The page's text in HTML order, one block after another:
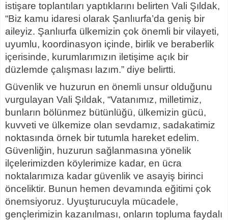
istişare toplantıları yaptıklarını belirten Vali Şıldak,
“Biz kamu idaresi olarak Şanlıurfa’da geniş bir
aileyiz. Şanlıurfa ülkemizin çok önemli bir vilayeti,
uyumlu, koordinasyon içinde, birlik ve beraberlik
içerisinde, kurumlarımızın iletişime açık bir
düzlemde çalışması lazım.” diye belirtti.
Güvenlik ve huzurun en önemli unsur olduğunu
vurgulayan Vali Şıldak, “Vatanımız, milletimiz,
bunların bölünmez bütünlüğü, ülkemizin gücü,
kuvveti ve ülkemize olan sevdamız, sadakatimiz
noktasında örnek bir tutumla hareket edelim.
Güvenliğin, huzurun sağlanmasına yönelik
ilçelerimizden köylerimize kadar, en ücra
noktalarımıza kadar güvenlik ve asayiş birinci
önceliktir. Bunun hemen devamında eğitimi çok
önemsiyoruz. Uyuşturucuyla mücadele,
gençlerimizin kazanılması, onların topluma faydalı